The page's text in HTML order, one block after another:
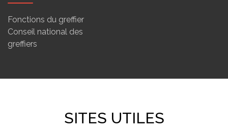
Fonctions du greffier
Conseil national des
greffiers
SITES UTILES